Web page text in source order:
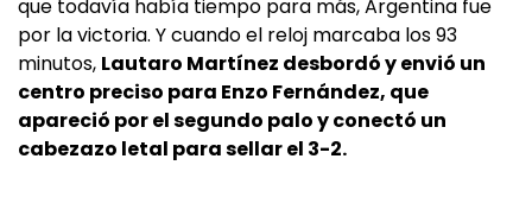
que todavía había tiempo para más, Argentina fue
por la victoria. Y cuando el reloj marcaba los 93
minutos, Lautaro Martínez desbordó y envió un
centro preciso para Enzo Fernández, que
apareció por el segundo palo y conectó un
cabezazo letal para sellar el 3-2.